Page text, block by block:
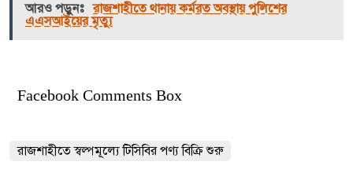
আরও পড়ুনঃ রাজশাহীতে থানায় কর্মরত অবস্থায় পুলিশের
এএসআইয়ের মৃত্যু
Facebook Comments Box
রাজশাহীতে স্বল্পমূল্যে টিসিবির পণ্য বিক্রি শুরু